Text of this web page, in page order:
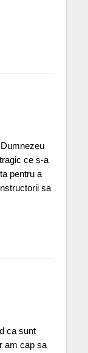
ce s-a
pentru a
sa
ca sunt
am cap sa